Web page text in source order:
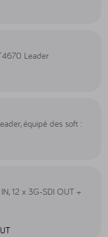
LT4670 Leader - LE-
Leader
Leader, équipé des
équipé des soft :
SDI IN, 12 x 3G-SDI
12 x 3G-SDI OUT +